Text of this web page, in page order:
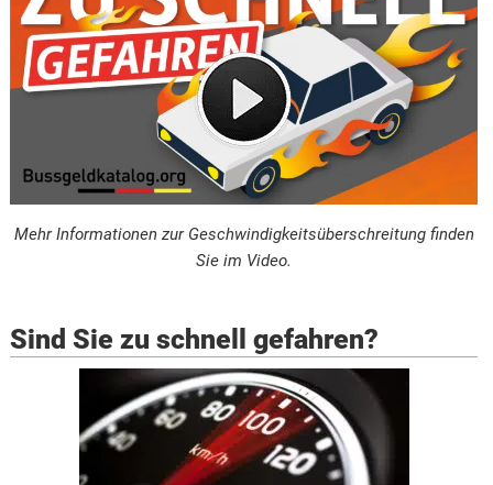
Mehr Informationen zur Geschwindigkeitsüberschreitung finden
Sie im Video.
Sind Sie zu schnell gefahren?